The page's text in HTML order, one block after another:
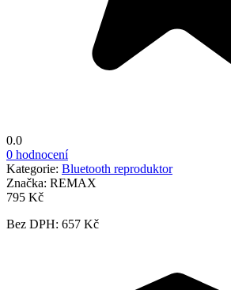
0.0
0 hodnocení
Kategorie: Bluetooth reproduktor
Značka: REMAX
795 Kč
Bez DPH: 657 Kč